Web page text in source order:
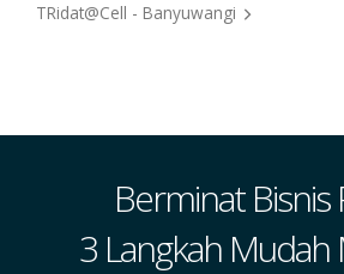
TRidat@Cell - Banyuwangi
Berminat Bisnis
3 Langkah Mudah